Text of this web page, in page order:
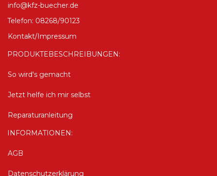
info@kfz-buecher.de
Telefon: 08268/90123
Kontakt/Impressum
PRODUKTEBESCHREIBUNGEN:
So wird's gemacht
Jetzt helfe ich mir selbst
Reparaturanleitung
INFORMATIONEN:
AGB
Datenschutzerklärung